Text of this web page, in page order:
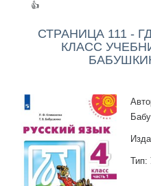
👍
СТРАНИЦА 111 -
КЛАСС
Тип: